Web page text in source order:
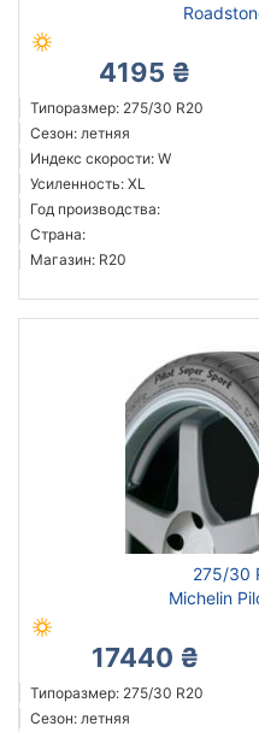
4195 ₴
Типоразмер: 275/30 R20
Сезон: летняя
Индекс скорости: W
Усиленность: XL
Год производства:
Страна:
Магазин: R20
275/30
Michelin
17440 ₴
Типоразмер: 275/30 R20
Сезон: летняя